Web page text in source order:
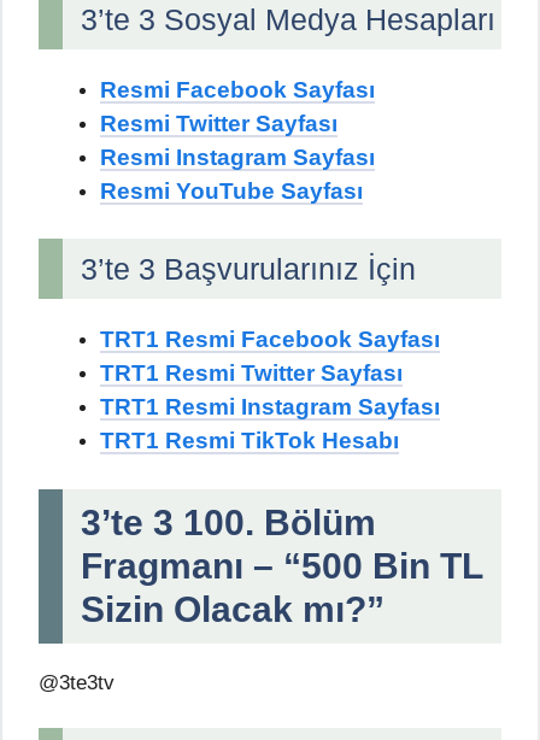
3’te 3 Sosyal Medya Hesapları
Resmi Facebook Sayfası
Resmi Twitter Sayfası
Resmi Instagram Sayfası
Resmi YouTube Sayfası
3’te 3 Başvurularınız İçin
TRT1 Resmi Facebook Sayfası
TRT1 Resmi Twitter Sayfası
TRT1 Resmi Instagram Sayfası
TRT1 Resmi TikTok Hesabı
3’te 3 100. Bölüm
Fragmanı – “500 Bin TL
Sizin Olacak mı?”
@3te3tv